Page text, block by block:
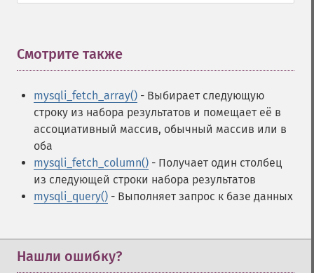
Смотрите также
mysqli_fetch_array() - Выбирает следующую
строку из набора результатов и помещает её в
ассоциативный массив, обычный массив или в
оба
mysqli_fetch_column() - Получает один столбец
из следующей строки набора результатов
mysqli_query() - Выполняет запрос к базе данных
Нашли ошибку?